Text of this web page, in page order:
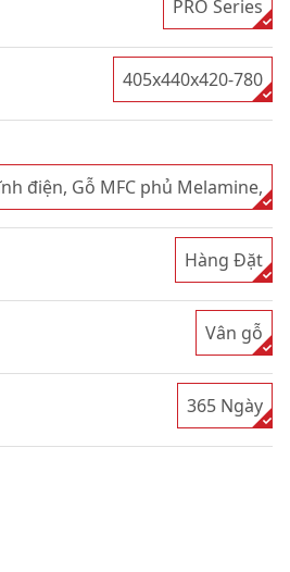
PRO Series
405x440x420-780
điện, Gỗ MFC phủ Melamine,
Hàng Đặt
Vân gỗ
365 Ngày